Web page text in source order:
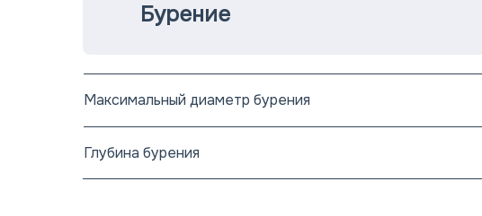
Бурение
Максимальный диаметр бурения
Глубина бурения